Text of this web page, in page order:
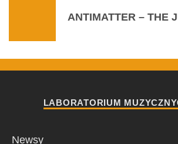
ANTIMATTER – THE
LABORATORIUM
Newsy